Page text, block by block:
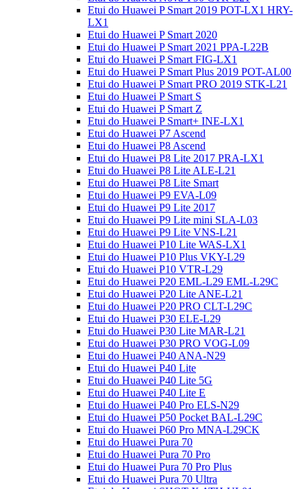
Etui do Huawei P Smart 2019 POT-LX1 HRY-
LX1
Etui do Huawei P Smart 2020
Etui do Huawei P Smart 2021 PPA-L22B
Etui do Huawei P Smart FIG-LX1
Etui do Huawei P Smart Plus 2019 POT-AL00
Etui do Huawei P Smart PRO 2019 STK-L21
Etui do Huawei P Smart S
Etui do Huawei P Smart Z
Etui do Huawei P Smart+ INE-LX1
Etui do Huawei P7 Ascend
Etui do Huawei P8 Ascend
Etui do Huawei P8 Lite 2017 PRA-LX1
Etui do Huawei P8 Lite ALE-L21
Etui do Huawei P8 Lite Smart
Etui do Huawei P9 EVA-L09
Etui do Huawei P9 Lite 2017
Etui do Huawei P9 Lite mini SLA-L03
Etui do Huawei P9 Lite VNS-L21
Etui do Huawei P10 Lite WAS-LX1
Etui do Huawei P10 Plus VKY-L29
Etui do Huawei P10 VTR-L29
Etui do Huawei P20 EML-L29 EML-L29C
Etui do Huawei P20 Lite ANE-L21
Etui do Huawei P20 PRO CLT-L29C
Etui do Huawei P30 ELE-L29
Etui do Huawei P30 Lite MAR-L21
Etui do Huawei P30 PRO VOG-L09
Etui do Huawei P40 ANA-N29
Etui do Huawei P40 Lite
Etui do Huawei P40 Lite 5G
Etui do Huawei P40 Lite E
Etui do Huawei P40 Pro ELS-N29
Etui do Huawei P50 Pocket BAL-L29C
Etui do Huawei P60 Pro MNA-L29CK
Etui do Huawei Pura 70
Etui do Huawei Pura 70 Pro
Etui do Huawei Pura 70 Pro Plus
Etui do Huawei Pura 70 Ultra